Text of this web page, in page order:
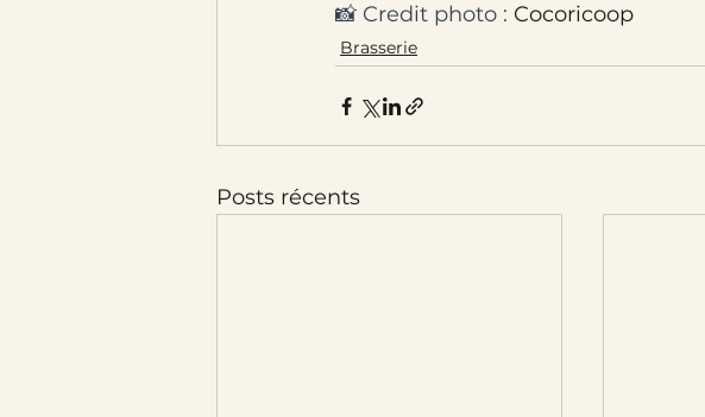
📸 Credit photo : Cocoricoop
Brasserie
Posts récents